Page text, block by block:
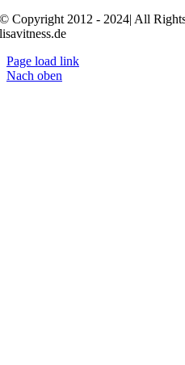
© Copyright 2012 - 2024| All
lisavitness.de
Page load link
Nach oben